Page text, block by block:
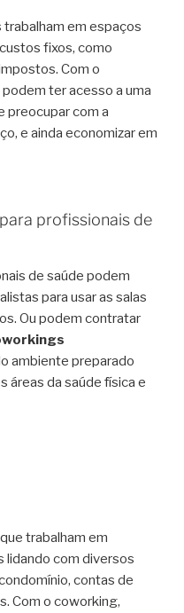
em espaços
fixos, como
Com o
ter acesso a uma
preocupar com a
e ainda economizar em
profissionais de
de saúde podem
para usar as salas
Ou podem contratar
ambiente preparado
áreas da saúde física e
trabalham em
lidando com diversos
contas de
Com o coworking,